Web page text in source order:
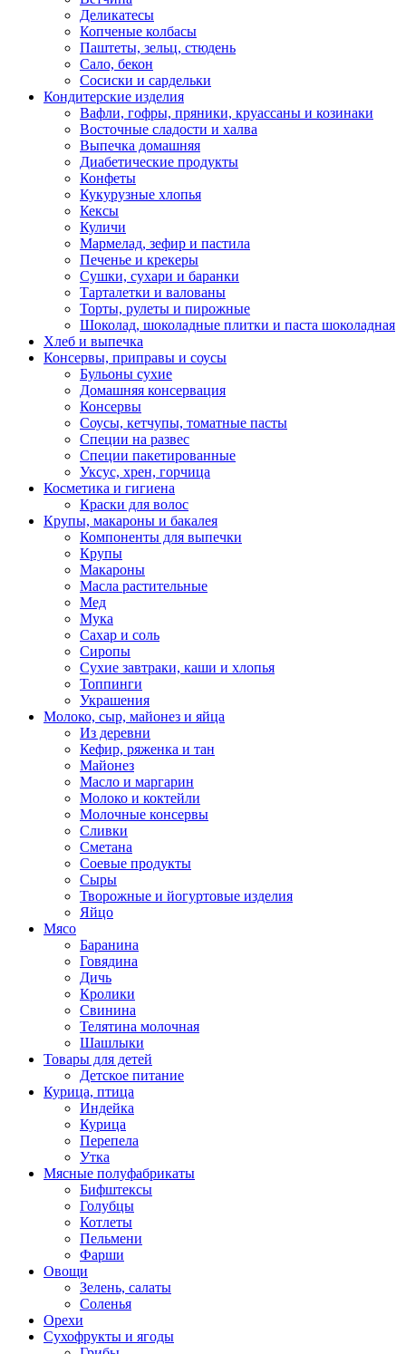
Деликатесы
Копченые колбасы
Паштеты, зельц, стюдень
Сало, бекон
Сосиски и сардельки
Кондитерские изделия
Вафли, гофры, пряники, круассаны и козинаки
Восточные сладости и халва
Выпечка домашняя
Диабетические продукты
Конфеты
Кукурузные хлопья
Кексы
Куличи
Мармелад, зефир и пастила
Печенье и крекеры
Сушки, сухари и баранки
Тарталетки и валованы
Торты, рулеты и пирожные
Шоколад, шоколадные плитки и паста шоколадная
Хлеб и выпечка
Консервы, приправы и соусы
Бульоны сухие
Домашняя консервация
Консервы
Соусы, кетчупы, томатные пасты
Специи на развес
Специи пакетированные
Уксус, хрен, горчица
Косметика и гигиена
Краски для волос
Крупы, макароны и бакалея
Компоненты для выпечки
Крупы
Макароны
Масла растительные
Мед
Мука
Сахар и соль
Сиропы
Сухие завтраки, каши и хлопья
Топпинги
Украшения
Молоко, сыр, майонез и яйца
Из деревни
Кефир, ряженка и тан
Майонез
Масло и маргарин
Молоко и коктейли
Молочные консервы
Сливки
Сметана
Соевые продукты
Сыры
Творожные и йогуртовые изделия
Яйцо
Мясо
Баранина
Говядина
Дичь
Кролики
Свинина
Телятина молочная
Шашлыки
Товары для детей
Детское питание
Курица, птица
Индейка
Курица
Перепела
Утка
Мясные полуфабрикаты
Бифштексы
Голубцы
Котлеты
Пельмени
Фарши
Овощи
Зелень, салаты
Соленья
Орехи
Сухофрукты и ягоды